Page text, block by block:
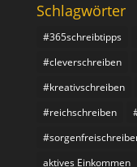
Schlagwörter
#365schreibtipps
#cleverschreiben
#kreativschreiben
#reichschreiben
aktives Einkommen